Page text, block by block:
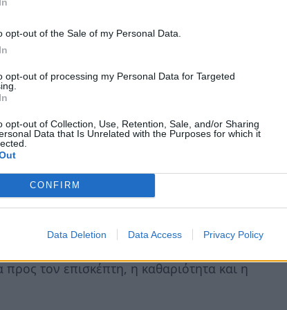
opt-out of the Sale of my Personal Data.
opt-out of processing my Personal Data for Targeted
opt-out of Collection, Use, Retention, Sale, and/or Sharing
Data that Is Unrelated with the Purposes for which it
CONFIRM
Data Deletion Data Access Privacy Policy
αφίξεις αυξήθηκαν σημαντικά. Από το 2009
της τάξης του 259%. Στην
περισσότερες ξενοδοχειακές μονάδες
να συγκεντρώνουν περισσότερους
στη μέση διάρκεια παραμονής, με
διαμένουν κατά μέσο όρο περισσότερες
προσφέρει στους επισκέπτες
με θετική βαθμολογία σε διάφορους
η μετακίνηση. Ωστόσο, ενώ οι τιμές των
ο ανταγωνισμός διαχειρίζεται
τον επισκέπτη, η καθαριότητα και η